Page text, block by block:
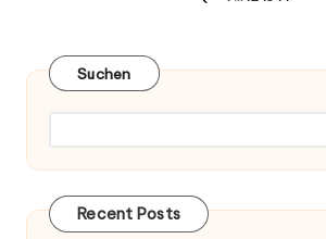
Beiträge
PREVIOUS
Suchen
Recent Posts